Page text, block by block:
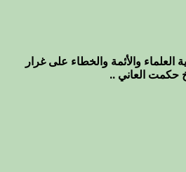
والأئمة والخطاء على غرار
حكمت العاني ..